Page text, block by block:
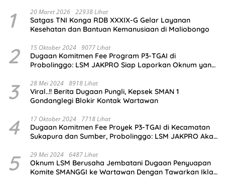
1 20 Maret 2026 22938 Lihat
Satgas TNI Konga RDB XXXIX-G Gelar Layanan
Kesehatan dan Bantuan Kemanusiaan di Maliobongo
2 15 Oktober 2024 9077 Lihat
Dugaan Komitmen Fee Program P3-TGAI di
Probolinggo: LSM JAKPRO Siap Laporkan Oknum yang
3 28 Mei 2024 8918 Lihat
Viral..!! Berita Dugaan Pungli, Kepsek SMAN 1
Gondanglegi Blokir Kontak Wartawan
4 17 Oktober 2024 7718 Lihat
Dugaan Komitmen Fee Proyek P3-TGAI di Kecamatan
Sukapura dan Sumber, Probolinggo: LSM JAKPRO Akan
5 29 Mei 2024 6487 Lihat
Oknum LSM Berusaha Jembatani Dugaan Penyuapan
Komite SMANGGI ke Wartawan Dengan Tawarkan Iklan